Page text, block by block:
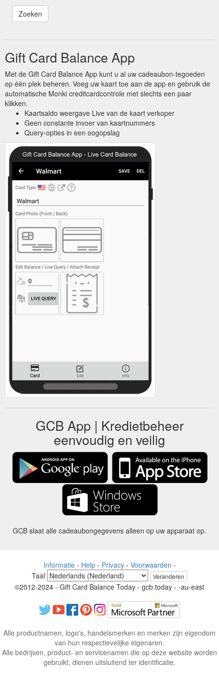
Gift Card Balance App
Met de Gift Card Balance App kunt u al uw cadeaubon-tegoeden
op één plek beheren. Voeg uw kaart toe aan de app en gebruik de
automatische Monki creditcardcontrole met slechts een paar
klikken.
Kaartsaldo weergave Live van de kaart verkoper
Geen constante invoer van kaartnummers
Query-opties in een oogopslag
GCB App | Kredietbeheer
eenvoudig en veilig
GCB slaat alle cadeaubongegevens alleen op uw apparaat op.
Informatie- Help- Privacy- Voorwaarden -
Taal
Veranderen
©2012-2024 - Gift Card Balance Today - gcb.today - -au-east
Alle productnamen, logo's, handelsmerken en merken zijn eigendom
van hun respectievelijke eigenaren.
Alle bedrijven, product- en servicenamen die op deze website worden
gebruikt, dienen uitsluitend ter identificatie.